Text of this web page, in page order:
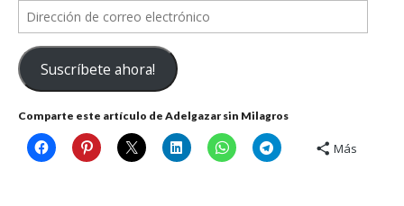
Dirección
de
correo
electrónico
Suscríbete ahora!
Comparte este artículo de Adelgazar sin Milagros
Más